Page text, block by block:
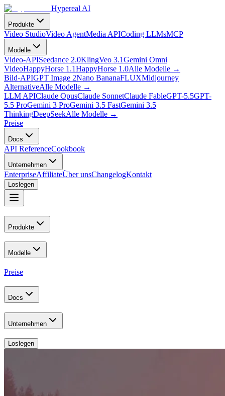
Hypereal AI
Produkte
Video StudioVideo AgentMedia APICoding LLMsMCP
Modelle
Video-APISeedance 2.0KlingVeo 3.1Gemini Omni
VideoHappyHorse 1.1HappyHorse 1.0Alle Modelle →
Bild-APIGPT Image 2Nano BananaFLUXMidjourney
AlternativeAlle Modelle →
LLM APIClaude OpusClaude SonnetClaude FableGPT-5.5GPT-
5.5 ProGemini 3 ProGemini 3.5 FastGemini 3.5
ThinkingDeepSeekAlle Modelle →
Preise
Docs
API ReferenceCookbook
Unternehmen
EnterpriseAffiliateÜber unsChangelogKontakt
Loslegen
Produkte
Modelle
Preise
Docs
Unternehmen
Loslegen